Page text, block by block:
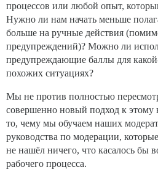
процессов или любой опыт,
Нужно ли нам начать меньше
больше на ручные действия
предупреждений)? Можно ли
предупреждающие баллы для
похожих ситуациях?
Мы не против полностью
совершенно новый подход к этому
то, чему мы обучаем наших
руководства по модерации,
не нашёл ничего, что касалось бы
рабочего процесса.